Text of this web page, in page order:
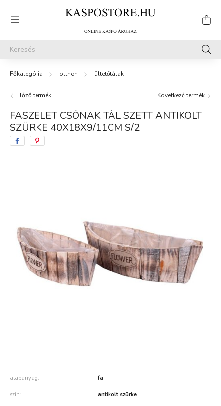
otthon ültetőtálak
Előző termék Következő termék
FASZELET CSÓNAK TÁL SZETT ANTIKOLT
SZÜRKE 40X18X9/11CM S/2
alapanyag fa
szín antikolt szürke